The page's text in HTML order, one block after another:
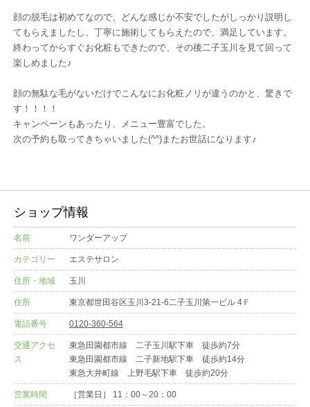
顔の脱毛は初めてなので、どんな感じか不安でしたがしっかり説明し
てもらえましたし、丁寧に施術してもらえたので、満足しています。
終わってからすぐお化粧もできたので、その後二子玉川を見て回って
楽しめました♪
顔の無駄な毛がないだけでこんなにお化粧ノリが違うのかと、驚きで
す！！！！
キャンペーンもあったり、メニュー豊富でした。
次の予約も取ってきちゃいました(^^)またお世話になります♪
ショップ情報
名前 ワンダーアップ
カテゴリー エステサロン
住所・地域 玉川
住所 東京都世田谷区玉川3-21-6二子玉川第一ビル 4Ｆ
電話番号 0120-360-564
交通アクセ
ス
東急田園都市線 二子玉川駅下車 徒歩約7分
東急田園都市線 二子新地駅下車 徒歩約14分
東急大井町線 上野毛駅下車 徒歩約20分
営業時間 ［営業日］ 11：00～20：00